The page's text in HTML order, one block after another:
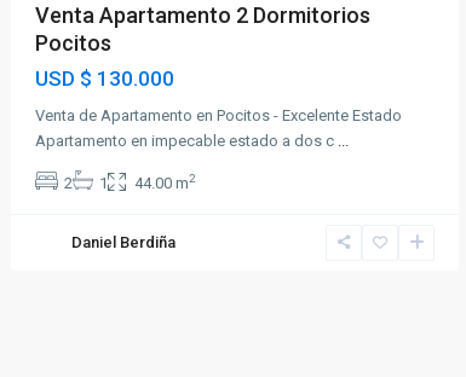
Venta Apartamento 2 Dormitorios
Pocitos
USD $ 130.000
Venta de Apartamento en Pocitos - Excelente Estado
Apartamento en impecable estado a dos c
2 1 44.00 m2
Daniel Berdiña